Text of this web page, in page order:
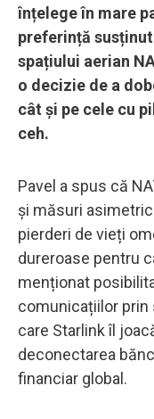
înțelege în mare
preferință
spațiului aerian
o decizie de a
cât și pe cele cu
ceh.
Pavel a spus că
și măsuri
pierderi de vieți
dureroase pentru
menționat
comunicațiilor prin
care Starlink îl
deconectarea
financiar global.